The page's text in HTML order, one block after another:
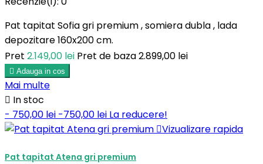
Pat tapitat Sofia gri premium , somiera dubla , lada
depozitare 160x200 cm.
Pret 2.149,00 lei Pret de baza2.899,00 lei
 Adauga in cos
Mai multe
 In stoc
- 750,00 lei -750,00 lei La reducere!
Vizualizare rapida
Pat tapitat Atena gri premium